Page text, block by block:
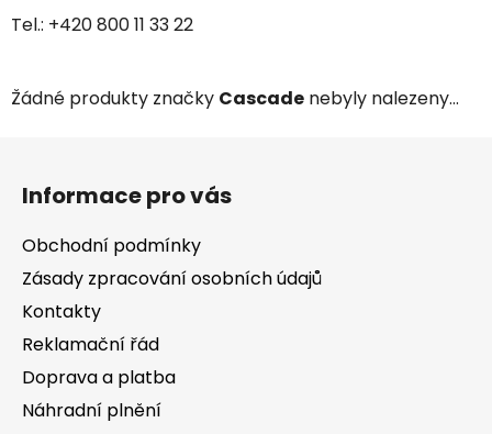
Tel.: +420 800 11 33 22
Žádné produkty značky Cascade nebyly nalezeny...
Informace pro vás
Obchodní podmínky
Zásady zpracování osobních údajů
Kontakty
Reklamační řád
Doprava a platba
Náhradní plnění